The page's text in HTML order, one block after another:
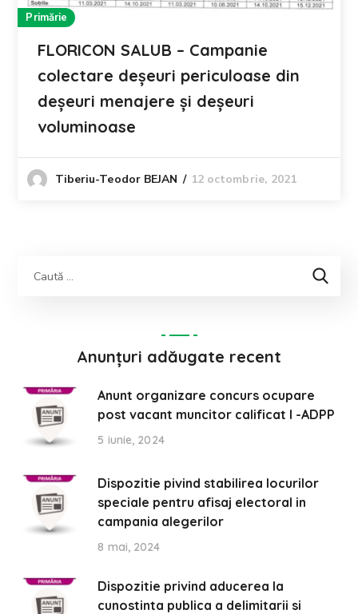
Primărie
FLORICON SALUB – Campanie
colectare deșeuri periculoase din
deșeuri menajere și deșeuri
voluminoase
Tiberiu-Teodor BEJAN 12 octombrie, 2021
Anunțuri adăugate recent
Anunt organizare concurs ocupare
post vacant muncitor calificat I -ADPP
5 iunie, 2024
Dispozitie pivind stabilirea locurilor
speciale pentru afisaj electoral in
campania alegerilor
8 mai, 2024
Dispozitie privind aducerea la
cunostinta publica a delimitarii si